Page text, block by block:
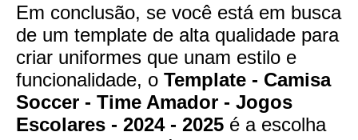
Em conclusão, se você está em busca
de um template de alta qualidade para
criar uniformes que unam estilo e
funcionalidade, o Template - Camisa
Soccer - Time Amador - Jogos
Escolares - 2024 - 2025 é a escolha